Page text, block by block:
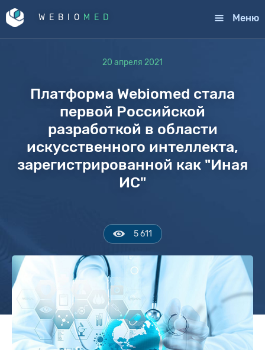
WEBIO MED Меню
20 апреля 2021
Платформа Webiomed стала
первой Российской
разработкой в области
искусственного интеллекта,
зарегистрированной как "Иная
ИС"
5 611